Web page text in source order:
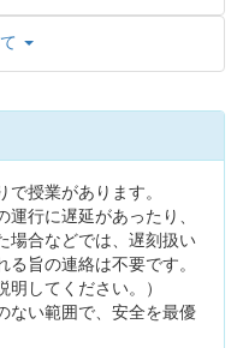
授業があります。
行に遅延があったり、
場合などでは、遅刻扱い
旨の連絡は不要です。
してください。）
ない範囲で、安全を最優